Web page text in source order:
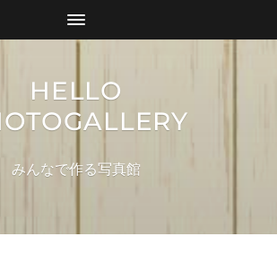
HELLO
みんなで作る写真館